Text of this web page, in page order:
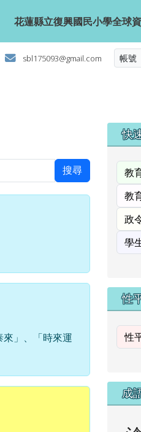
網
花蓮縣立復興國民小學全球
sbl175093@gmail.com 帳號
搜尋
」、「時來運
右
快
性
成